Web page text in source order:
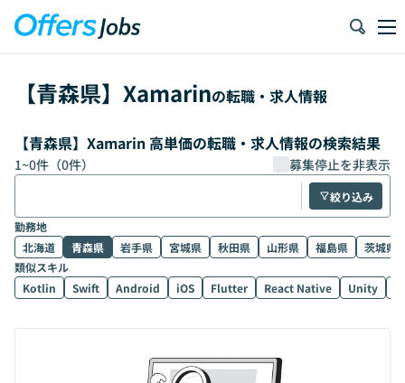
【青森県】 Xamarinの転職・求人情報
【青森県】Xamarin 高単価の転職・求人情報の検索結果
1~0件（0件） 募集停止を非表示
絞り込み
勤務地
北海道
青森県 岩手県 宮城県 秋田県 山形県 福島県
茨城県
類似スキル
Kotlin
Swift Android iOS Flutter React Native Unity